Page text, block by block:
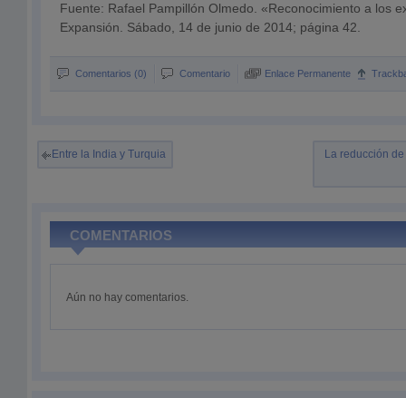
Fuente: Rafael Pampillón Olmedo. «Reconocimiento a los
Expansión. Sábado, 14 de junio de 2014; página 42.
Comentarios (0) Comentario Enlace Permanente
Entre la India y Turquia La reducción
COMENTARIOS
Aún no hay comentarios.